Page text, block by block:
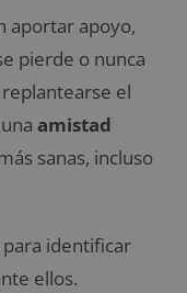
aportar apoyo,
pierde o nunca
el
amistad
sanas, incluso
para identificar
ellos.